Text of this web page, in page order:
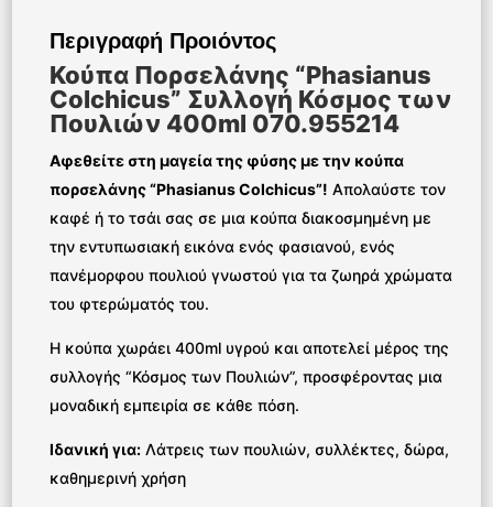
Περιγραφή Προιόντος
Κούπα Πορσελάνης “Phasianus
Colchicus” Συλλογή Κόσμος των
Πουλιών 400ml 070.955214
Αφεθείτε στη μαγεία της φύσης με την κούπα
πορσελάνης “Phasianus Colchicus”! Απολαύστε τον
καφέ ή το τσάι σας σε μια κούπα διακοσμημένη με
την εντυπωσιακή εικόνα ενός φασιανού, ενός
πανέμορφου πουλιού γνωστού για τα ζωηρά χρώματα
του φτερώματός του.
Η κούπα χωράει 400ml υγρού και αποτελεί μέρος της
συλλογής “Κόσμος των Πουλιών”, προσφέροντας μια
μοναδική εμπειρία σε κάθε πόση.
Ιδανική για: Λάτρεις των πουλιών, συλλέκτες, δώρα,
καθημερινή χρήση